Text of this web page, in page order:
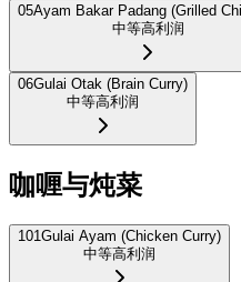
05Ayam Bakar Padang (Grilled
中等高利润
06Gulai Otak (Brain Curry)
中等高利润
咖喱与炖菜
101Gulai Ayam (Chicken Curry)
中等高利润